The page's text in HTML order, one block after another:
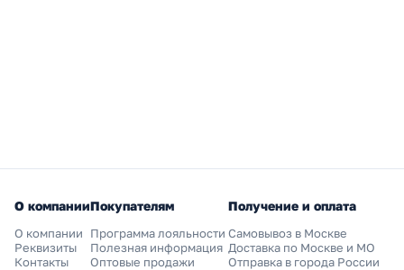
О компании
О компании
Реквизиты
Контакты
Покупателям
Программа лояльности
Полезная информация
Оптовые продажи
Получение и оплата
Самовывоз в Москве
Доставка по Москве и МО
Отправка в города России